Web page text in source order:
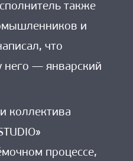
также
и
что
него — январский
коллектива
процессе,